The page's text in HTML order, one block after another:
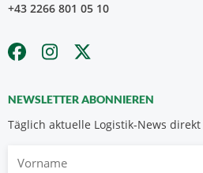
+43 2266 801 05 10
NEWSLETTER ABONNIEREN
Täglich aktuelle Logistik-News
Vorname